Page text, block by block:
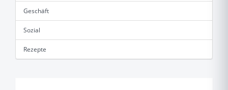
Geschäft
Sozial
Rezepte